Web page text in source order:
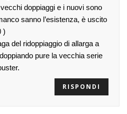
doppiaggi e i nuovi sono
sanno l’esistenza, è uscito
)
del ridoppiaggio di allarga a
pure la vecchia serie
RISPONDI